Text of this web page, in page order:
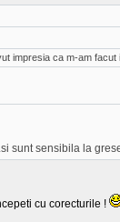
impresia ca m-am facut
sunt sensibila la
cu corecturile !